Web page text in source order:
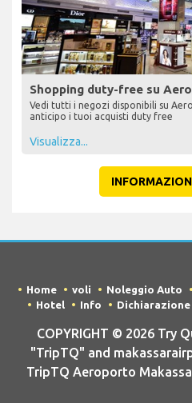
Shopping duty-free su
Vedi tutti i negozi disponibili su
anticipo i tuoi acquisti duty free
Visualizza...
Home voli Noleggio Auto
Hotel
Info Dichiarazione
COPYRIGHT © 2026 Try
"TripTQ" and
TripTQ Aeroporto